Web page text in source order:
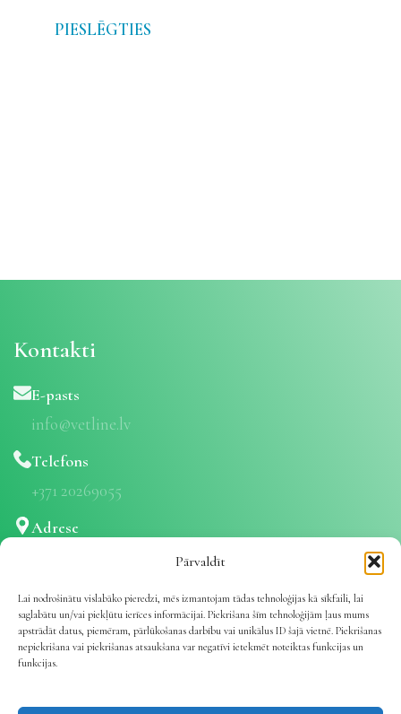
Pārvaldīt
Lai nodrošinātu vislabāko pieredzi, mēs izmantojam tādas tehnoloģijas kā sīkfaili, lai
saglabātu un/vai piekļūtu ierīces informācijai. Piekrišana šīm tehnoloģijām ļaus mums
apstrādāt datus, piemēram, pārlūkošanas darbību vai unikālus ID šajā vietnē. Piekrišanas
nepiekrišana vai piekrišanas atsaukšana var negatīvi ietekmēt noteiktas funkcijas un
funkcijas.
PIESLĒGTIES
Kontakti
E-pasts
info@vetline.lv
Telefons
+371 20269055
Adrese
Stūraiņu iela 1A, Rumbula, Ropažu nov., LV-2121
Privātuma politika
Lietošanas noteikumi
Piegāde
Datu apstrāde